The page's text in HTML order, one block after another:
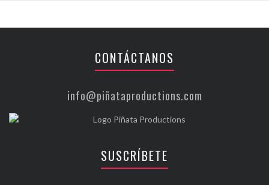
CONTÁCTANOS
info@piñataproductions.com
SUSCRÍBETE